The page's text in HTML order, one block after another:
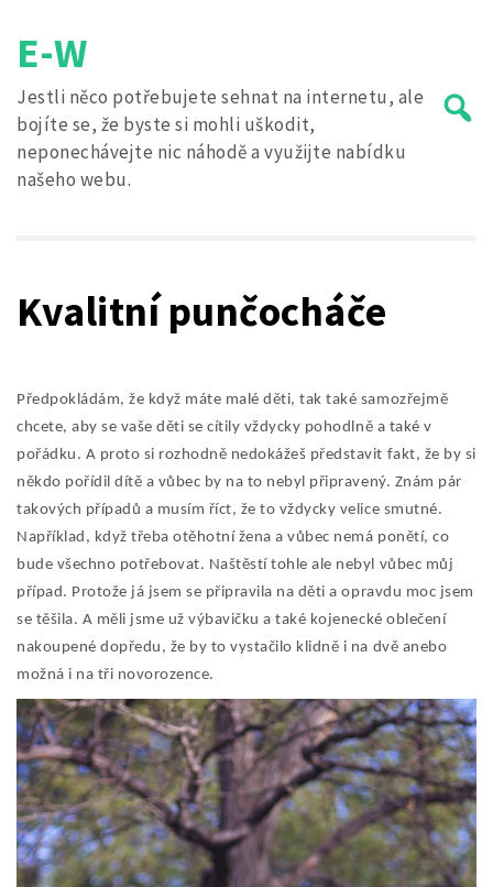
content
E-W
Jestli něco potřebujete sehnat na internetu, ale
bojíte se, že byste si mohli uškodit,
neponechávejte nic náhodě a využijte nabídku
našeho webu.
Kvalitní punčocháče
Předpokládám, že když máte malé děti, tak také samozřejmě
chcete, aby se vaše děti se cítily vždycky pohodlně a také v
pořádku. A proto si rozhodně nedokážeš představit fakt, že by si
někdo pořídil dítě a vůbec by na to nebyl připravený. Znám pár
takových případů a musím říct, že to vždycky velice smutné.
Například, když třeba otěhotní žena a vůbec nemá ponětí, co
bude všechno potřebovat. Naštěstí tohle ale nebyl vůbec můj
případ. Protože já jsem se připravila na děti a opravdu moc jsem
se těšila. A měli jsme už výbavičku a také kojenecké oblečení
nakoupené dopředu, že by to vystačilo klidně i na dvě anebo
možná i na tři novorozence.